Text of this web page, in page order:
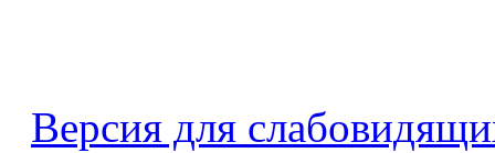
Версия для